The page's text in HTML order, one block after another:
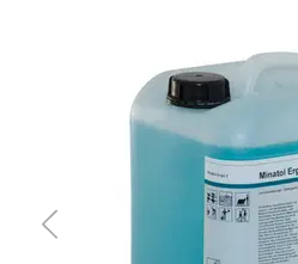
Innovation
Unternehmen